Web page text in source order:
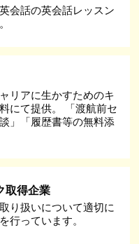
会話の英会話レッスン
リアに生かすためのキ
にて提供。 「渡航前セ
」「履歴書等の無料添
取得企業
り扱いについて適切に
行っています。